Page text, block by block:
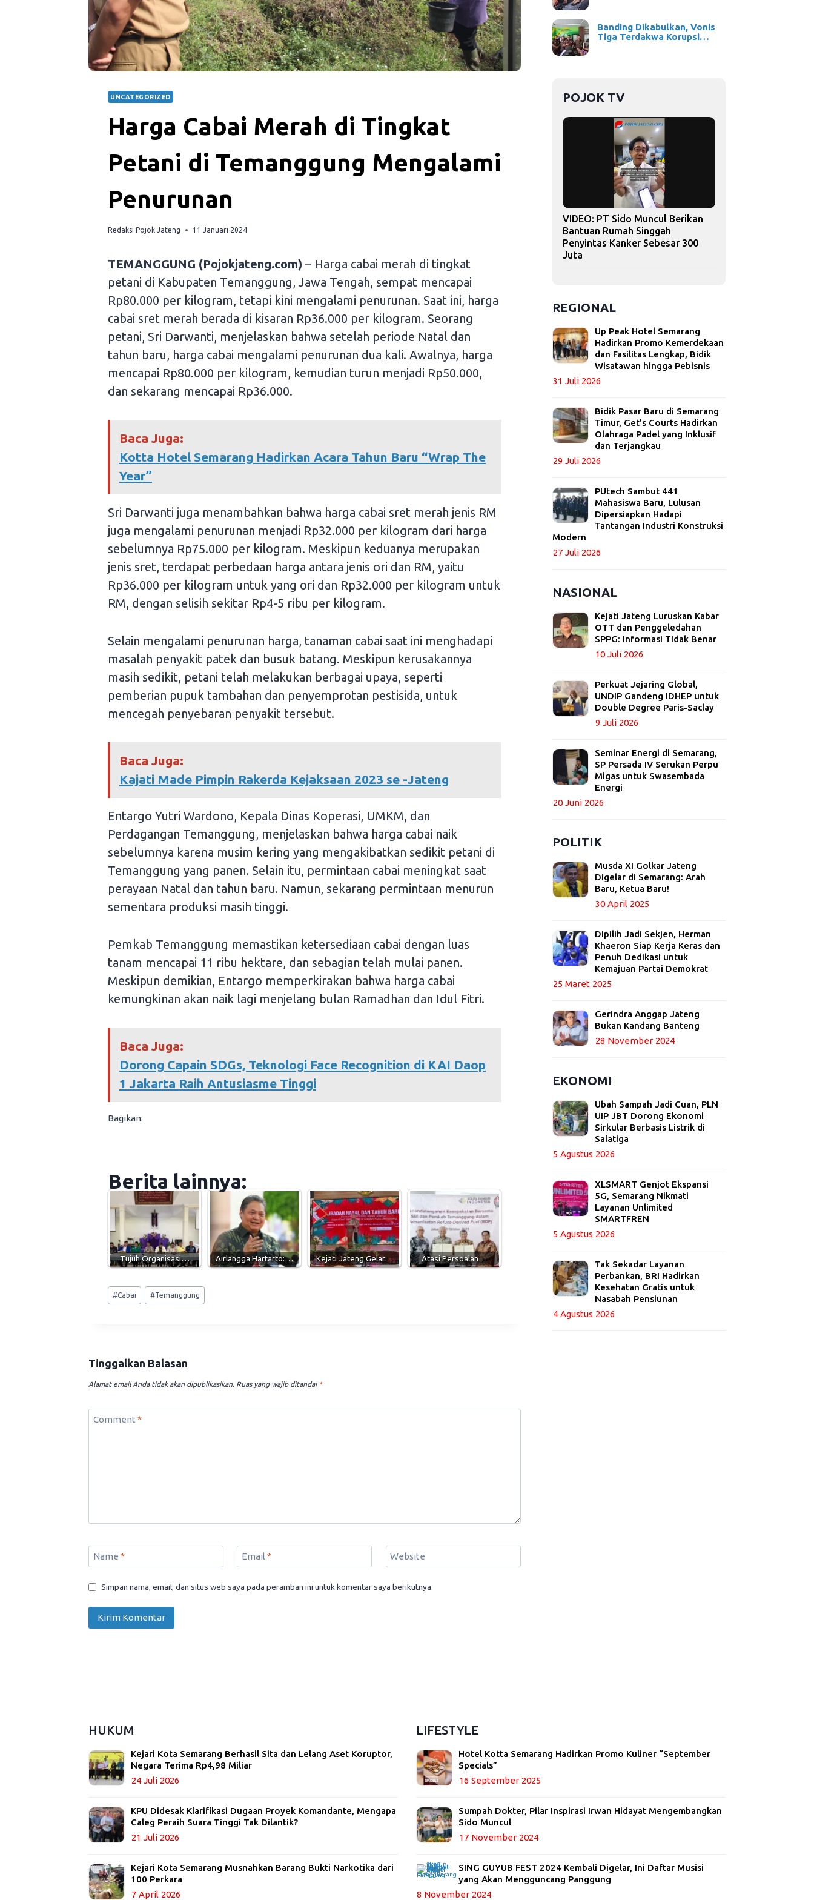
UNCATEGORIZED
Harga Cabai Merah di Tingkat
Petani di Temanggung Mengalami
Penurunan
Redaksi Pojok Jateng 11 Januari 2024
TEMANGGUNG (Pojokjateng.com) – Harga cabai merah di tingkat
petani di Kabupaten Temanggung, Jawa Tengah, sempat mencapai
Rp80.000 per kilogram, tetapi kini mengalami penurunan. Saat ini, harga
cabai sret merah berada di kisaran Rp36.000 per kilogram. Seorang
petani, Sri Darwanti, menjelaskan bahwa setelah periode Natal dan
tahun baru, harga cabai mengalami penurunan dua kali. Awalnya, harga
mencapai Rp80.000 per kilogram, kemudian turun menjadi Rp50.000,
dan sekarang mencapai Rp36.000.
Baca Juga:
Kotta Hotel Semarang Hadirkan Acara Tahun Baru “Wrap The
Year”
Sri Darwanti juga menambahkan bahwa harga cabai sret merah jenis RM
juga mengalami penurunan menjadi Rp32.000 per kilogram dari harga
sebelumnya Rp75.000 per kilogram. Meskipun keduanya merupakan
jenis sret, terdapat perbedaan harga antara jenis ori dan RM, yaitu
Rp36.000 per kilogram untuk yang ori dan Rp32.000 per kilogram untuk
RM, dengan selisih sekitar Rp4-5 ribu per kilogram.
Selain mengalami penurunan harga, tanaman cabai saat ini menghadapi
masalah penyakit patek dan busuk batang. Meskipun kerusakannya
masih sedikit, petani telah melakukan berbagai upaya, seperti
pemberian pupuk tambahan dan penyemprotan pestisida, untuk
mencegah penyebaran penyakit tersebut.
Baca Juga:
Kajati Made Pimpin Rakerda Kejaksaan 2023 se -Jateng
Entargo Yutri Wardono, Kepala Dinas Koperasi, UMKM, dan
Perdagangan Temanggung, menjelaskan bahwa harga cabai naik
sebelumnya karena musim kering yang mengakibatkan sedikit petani di
Temanggung yang panen. Selain itu, permintaan cabai meningkat saat
perayaan Natal dan tahun baru. Namun, sekarang permintaan menurun
sementara produksi masih tinggi.
Pemkab Temanggung memastikan ketersediaan cabai dengan luas
tanam mencapai 11 ribu hektare, dan sebagian telah mulai panen.
Meskipun demikian, Entargo memperkirakan bahwa harga cabai
kemungkinan akan naik lagi menjelang bulan Ramadhan dan Idul Fitri.
Baca Juga:
Dorong Capain SDGs, Teknologi Face Recognition di KAI Daop
1 Jakarta Raih Antusiasme Tinggi
Bagikan:
Berita lainnya:
Tujuh Organisasi… Airlangga Hartarto:… Kejati Jateng Gelar… Atasi Persoalan…
Post
Tags:
#Cabai #Temanggung
Tinggalkan Balasan
Alamat email Anda tidak akan dipublikasikan. Ruas yang wajib ditandai *
Comment *
Name * Email * Website
Simpan nama, email, dan situs web saya pada peramban ini untuk komentar saya berikutnya.
Banding Dikabulkan, Vonis
Tiga Terdakwa Korupsi…
POJOK TV
VIDEO: PT Sido Muncul Berikan
Bantuan Rumah Singgah
Penyintas Kanker Sebesar 300
Juta
REGIONAL
Up Peak Hotel Semarang
Hadirkan Promo Kemerdekaan
dan Fasilitas Lengkap, Bidik
Wisatawan hingga Pebisnis
31 Juli 2026
Bidik Pasar Baru di Semarang
Timur, Get’s Courts Hadirkan
Olahraga Padel yang Inklusif
dan Terjangkau
29 Juli 2026
PUtech Sambut 441
Mahasiswa Baru, Lulusan
Dipersiapkan Hadapi
Tantangan Industri Konstruksi
Modern
27 Juli 2026
NASIONAL
Kejati Jateng Luruskan Kabar
OTT dan Penggeledahan
SPPG: Informasi Tidak Benar
10 Juli 2026
Perkuat Jejaring Global,
UNDIP Gandeng IDHEP untuk
Double Degree Paris-Saclay
9 Juli 2026
Seminar Energi di Semarang,
SP Persada IV Serukan Perpu
Migas untuk Swasembada
Energi
20 Juni 2026
POLITIK
Musda XI Golkar Jateng
Digelar di Semarang: Arah
Baru, Ketua Baru!
30 April 2025
Dipilih Jadi Sekjen, Herman
Khaeron Siap Kerja Keras dan
Penuh Dedikasi untuk
Kemajuan Partai Demokrat
25 Maret 2025
Gerindra Anggap Jateng
Bukan Kandang Banteng
28 November 2024
EKONOMI
Ubah Sampah Jadi Cuan, PLN
UIP JBT Dorong Ekonomi
Sirkular Berbasis Listrik di
Salatiga
5 Agustus 2026
XLSMART Genjot Ekspansi
5G, Semarang Nikmati
Layanan Unlimited
SMARTFREN
5 Agustus 2026
Tak Sekadar Layanan
Perbankan, BRI Hadirkan
Kesehatan Gratis untuk
Nasabah Pensiunan
4 Agustus 2026
HUKUM
Kejari Kota Semarang Berhasil Sita dan Lelang Aset Koruptor,
Negara Terima Rp4,98 Miliar
24 Juli 2026
KPU Didesak Klarifikasi Dugaan Proyek Komandante, Mengapa
Caleg Peraih Suara Tinggi Tak Dilantik?
21 Juli 2026
Kejari Kota Semarang Musnahkan Barang Bukti Narkotika dari
100 Perkara
7 April 2026
LIFESTYLE
Hotel Kotta Semarang Hadirkan Promo Kuliner “September
Specials”
16 September 2025
Sumpah Dokter, Pilar Inspirasi Irwan Hidayat Mengembangkan
Sido Muncul
17 November 2024
SING GUYUB FEST 2024 Kembali Digelar, Ini Daftar Musisi
yang Akan Mengguncang Panggung
8 November 2024